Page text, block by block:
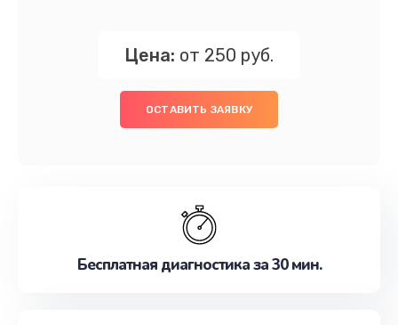
Цена: от 250 руб.
ОСТАВИТЬ ЗАЯВКУ
Бесплатная диагностика за 30 мин.